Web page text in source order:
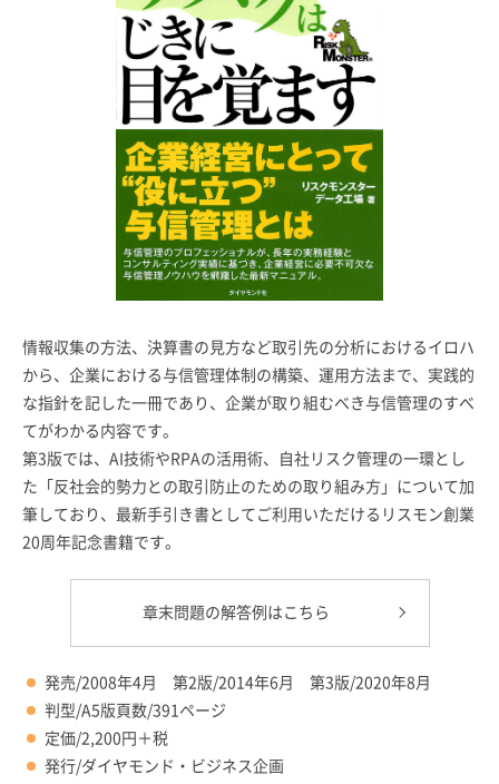
情報収集の方法、決算書の見方など取引先の分析におけるイロハ
から、企業における与信管理体制の構築、運用方法まで、実践的
な指針を記した一冊であり、企業が取り組むべき与信管理のすべ
てがわかる内容です。
第3版では、AI技術やRPAの活用術、自社リスク管理の一環とし
た「反社会的勢力との取引防止のための取り組み方」について加
筆しており、最新手引き書としてご利用いただけるリスモン創業
20周年記念書籍です。
章末問題の解答例はこちら
発売/2008年4月 第2版/2014年6月 第3版/2020年8月
判型/A5版頁数/391ページ
定価/2,200円＋税
発行/ダイヤモンド・ビジネス企画